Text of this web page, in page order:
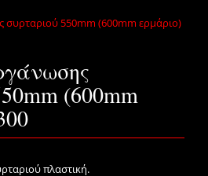
(600mm
πλαστική.